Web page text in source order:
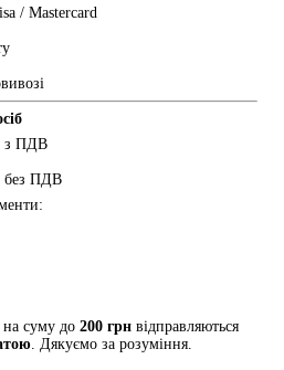
/ Mastercard
з ПДВ
без ПДВ
на суму до 200 грн відправляються
. Дякуємо за розуміння.